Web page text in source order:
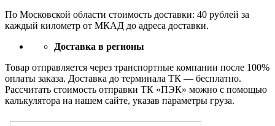
По Московской области стоимость доставки: 40 рублей за
каждый километр от МКАД до адреса доставки.
Доставка в регионы
Товар отправляется через транспортные компании после 100%
оплаты заказа. Доставка до терминала ТК — бесплатно.
Рассчитать стоимость отправки ТК «ПЭК» можно с помощью
калькулятора на нашем сайте, указав параметры груза.